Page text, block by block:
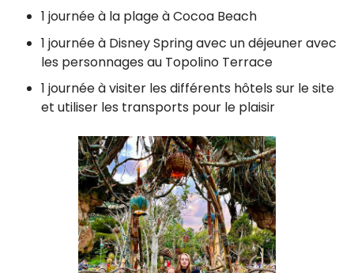
1 journée à la plage à Cocoa Beach
1 journée à Disney Spring avec un déjeuner avec
les personnages au Topolino Terrace
1 journée à visiter les différents hôtels sur le site
et utiliser les transports pour le plaisir